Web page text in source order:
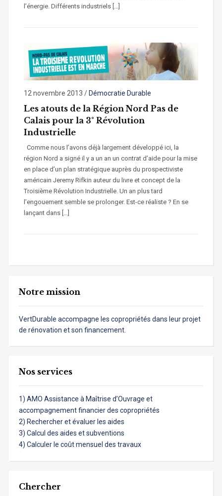
Notre mission
VertDurable accompagne les copropriétés dans leur projet
de rénovation et son financement.
Nos services
1) AMO Assistance à Maîtrise d’Ouvrage et
accompagnement financier des copropriétés
2) Rechercher et évaluer les aides
3) Calcul des aides et subventions
4) Calculer le coût mensuel des travaux
Chercher
l’énergie. Différents industriels […]
12 novembre 2013 / Démocratie Durable
Les atouts de la Région Nord Pas de
Calais pour la 3° Révolution
Industrielle
Comme nous l’avons déjà largement développé ici, la
région Nord a signé il y a un an un contrat d’aide pour la mise
en place d’un plan stratégique auprès du prospectiviste
américain Jeremy Rifkin auteur du livre et concept de la
Troisième Révolution Industrielle. Un an plus tard
l’engouement semble se prolonger. Est-ce réaliste ? En se
lançant dans […]